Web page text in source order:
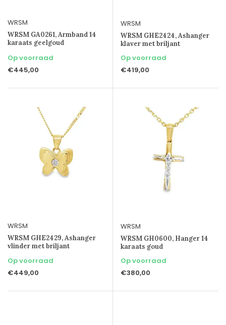
WRSM
WRSM GA0261, Armband 14
karaats geelgoud
Op voorraad
€445,00
WRSM
WRSM GHE2424, Ashanger
klaver met briljant
Op voorraad
€419,00
WRSM
WRSM GHE2429, Ashanger
vlinder met briljant
Op voorraad
€449,00
WRSM
WRSM GH0600, Hanger 14
karaats goud
Op voorraad
€380,00